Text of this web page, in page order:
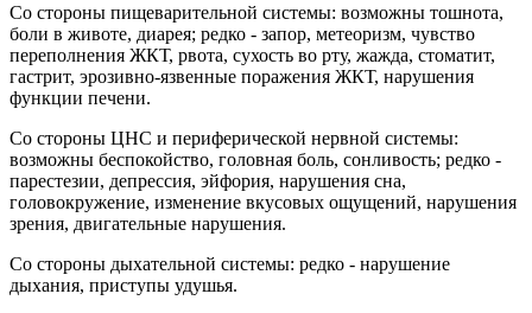
Со стороны пищеварительной системы: возможны тошнота,
боли в животе, диарея; редко - запор, метеоризм, чувство
переполнения ЖКТ, рвота, сухость во рту, жажда, стоматит,
гастрит, эрозивно-язвенные поражения ЖКТ, нарушения
функции печени.
Со стороны ЦНС и периферической нервной системы:
возможны беспокойство, головная боль, сонливость; редко -
парестезии, депрессия, эйфория, нарушения сна,
головокружение, изменение вкусовых ощущений, нарушения
зрения, двигательные нарушения.
Со стороны дыхательной системы: редко - нарушение
дыхания, приступы удушья.